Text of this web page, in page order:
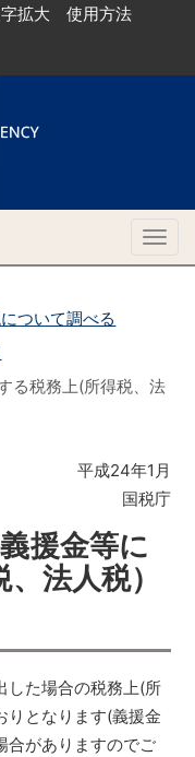
字拡大 使用方法
ついて調べる
る税務上(所得税、法
平成24年1月
国税庁
援金等に
法人税）
た場合の税務上(所
りとなります(義援金
合がありますのでご